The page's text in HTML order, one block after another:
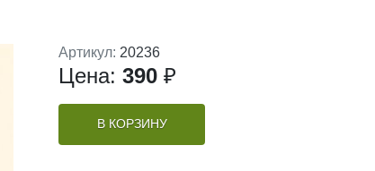
Артикул: 20236
Цена: 390 ₽
В КОРЗИНУ